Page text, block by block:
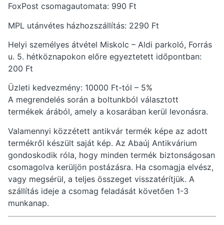
FoxPost csomagautomata: 990 Ft
MPL utánvétes házhozszállítás: 2290 Ft
Helyi személyes átvétel Miskolc – Aldi parkoló, Forrás
u. 5. hétköznapokon előre egyeztetett időpontban:
200 Ft
Üzleti kedvezmény: 10000 Ft-tól – 5%
A megrendelés során a boltunkból választott
termékek árából, amely a kosarában kerül levonásra.
Valamennyi közzétett antikvár termék képe az adott
termékről készült saját kép. Az Abaúj Antikvárium
gondoskodik róla, hogy minden termék biztonságosan
csomagolva kerüljön postázásra. Ha csomagja elvész,
vagy megsérül, a teljes összeget visszatérítjük. A
szállítás ideje a csomag feladását követően 1-3
munkanap.